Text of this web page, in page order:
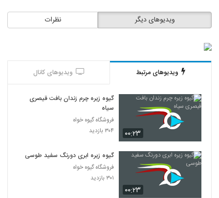
نظرات ویدیوهای دیگر
ویدیوهای مرتبط ویدیوهای کانال
۰۰:۲۳
گیوه زیره چرم زندان بافت قیصری
سیاه
فروشگاه گیوه خواه
۳۰۴ بازدید
۰۰:۲۳
گیوه زیره ابری دورنگ سفید طوسی
فروشگاه گیوه خواه
۳۰۱ بازدید